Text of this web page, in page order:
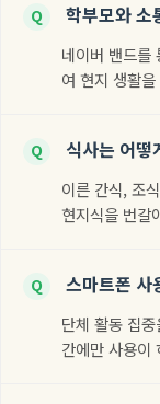
Q 학부모와 소
네이버 밴드를
여 현지 생활
Q 식사는 어떻
이른 간식, 조
현지식을 번갈
Q 스마트폰 사
단체 활동 집
간에만 사용이